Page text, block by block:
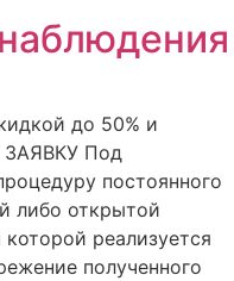
до 50% и
ЗАЯВКУ Под
постоянного
либо открытой
реализуется
полученного